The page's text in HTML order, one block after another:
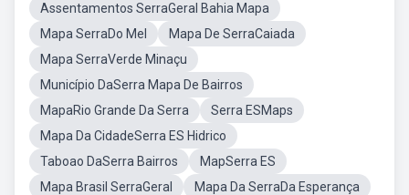
Assentamentos SerraGeral Bahia Mapa
Mapa SerraDo Mel
Mapa De SerraCaiada
Mapa SerraVerde Minaçu
Município DaSerra Mapa De Bairros
MapaRio Grande Da Serra
Serra ESMaps
Mapa Da CidadeSerra ES Hidrico
Taboao DaSerra Bairros
MapSerra ES
Mapa Brasil SerraGeral
Mapa Da SerraDa Esperança